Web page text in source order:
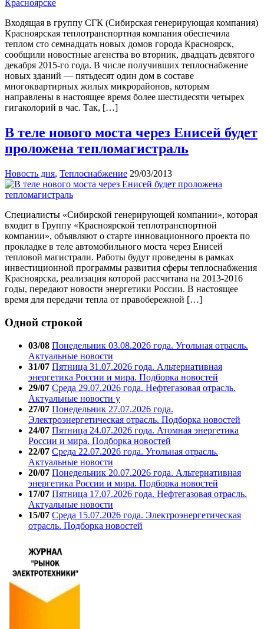
Входящая в группу СГК (Сибирская генерирующая компания)
Красноярская теплотранспортная компания обеспечила
теплом сто семнадцать новых домов города Красноярск,
сообщили новостные агенства во вторник, двадцать девятого
декабря 2015-го года. В числе получивших теплоснабжение
новых зданий — пятьдесят один дом в составе
многоквартирных жилых микрорайонов, которым
направлены в настоящее время более шестидесяти четырех
гигаколорий в час. Так, […]
В теле нового моста через Енисей будет
проложена тепломагистраль
Новость дня, Теплоснабжение 29/03/2013
Специалисты «Сибирской генерирующей компании», которая
входит в Группу «Красноярской теплотранспортной
компании», объявляют о старте инновационного проекта по
прокладке в теле автомобильного моста через Енисей
тепловой магистрали. Работы будут проведены в рамках
инвестиционной программы развития сферы теплоснабжения
Красноярска, реализация которой рассчитана на 2013-2016
годы, передают новости энергетики России. В настоящее
время для передачи тепла от правобережной […]
Одной строкой
03/08 Понедельник 03.08.2026 года. Угольная отрасль.
Актуальные новости
31/07 Пятница 31.07.2026 года. Альтернативная
энергетика России и мира. Подборка новостей
29/07 Среда 29.07.2026 года. Нефтегазовая отрасль.
Актуальные новости у
27/07 Понедельник 27.07.2026 года.
Электроэнергетическая отрасль. Подборка новостей
24/07 Пятница 24.07.2026 года. Атомная энергетика
России и мира. Подборка новостей
22/07 Среда 22.07.2026 года. Угольная отрасль.
Актуальные новости
20/07 Понедельник 20.07.2026 года. Альтернативная
энергетика России и мира. Подборка новостей
17/07 Пятница 17.07.2026 года. Нефтегазовая отрасль.
Актуальные новости
15/07 Среда 15.07.2026 года. Электроэнергетическая
отрасль. Подборка новостей